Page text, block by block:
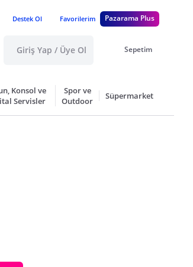
Destek Ol Favorilerim Pazarama Plus
Giriş Yap / Üye Ol Sepetim
Konsol ve
Servisler
Spor ve
Outdoor
Süpermarket